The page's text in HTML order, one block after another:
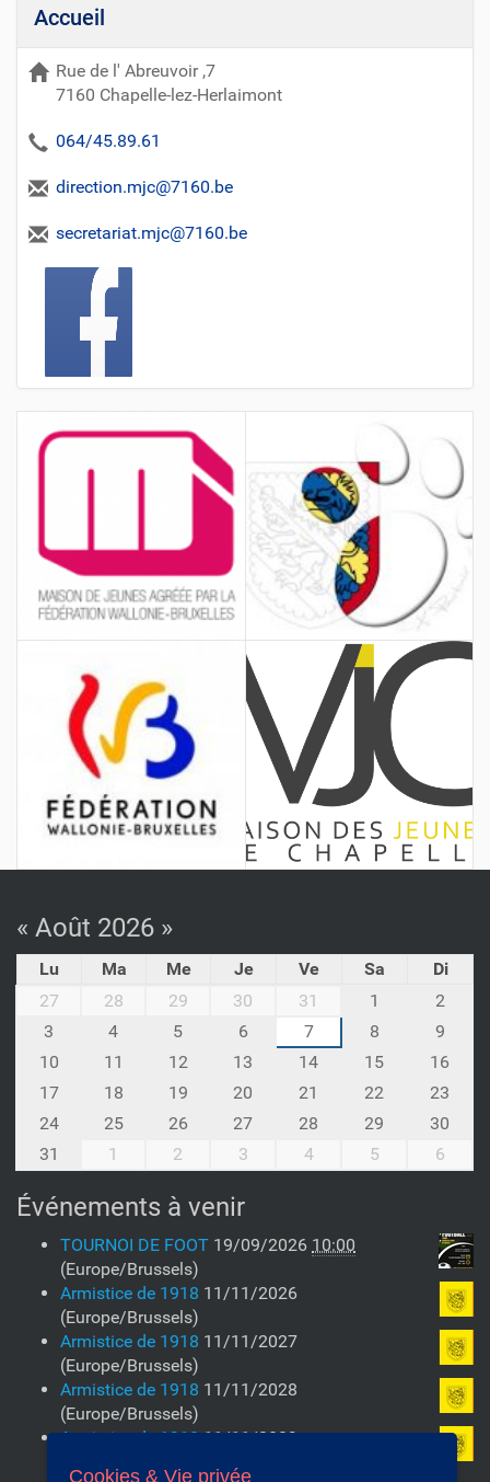
Accueil
Rue de l' Abreuvoir ,7
7160 Chapelle-lez-Herlaimont
064/45.89.61
direction.mjc@7160.be
secretariat.mjc@7160.be
« Août 2026 »
Lu Ma Me Je Ve Sa
Di
27
28 29 30 31 1
2
3
4 5 6 7 8
9
10
11 12 13 14 15
16
17
18 19 20 21 22
23
24
25 26 27 28 29
30
31
1 2 3 4 5 6
Événements à venir
TOURNOI DE FOOT 19/09/2026 10:00
(Europe/Brussels)
Armistice de 1918 11/11/2026
(Europe/Brussels)
Armistice de 1918 11/11/2027
(Europe/Brussels)
Armistice de 1918 11/11/2028
(Europe/Brussels)
Armistice de 191811/11/2029
Cookies & Vie privée